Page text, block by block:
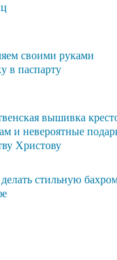
своими руками
в паспарту
вышивка
и невероятные
Христову
стильную